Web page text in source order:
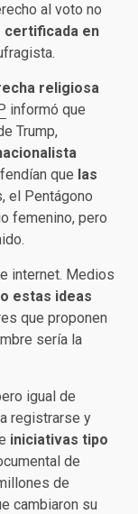
al voto no
certificada en
religiosa
informó que
Trump,
que las
el Pentágono
femenino, pero
internet. Medios
estas ideas
que proponen
sería la
igual de
registrarse y
iniciativas tipo
de
de
cambiaron su